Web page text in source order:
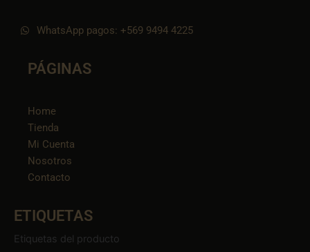
WhatsApp pagos: +569 9494 4225
PÁGINAS
Home
Tienda
Mi Cuenta
Nosotros
Contacto
ETIQUETAS
Etiquetas del producto